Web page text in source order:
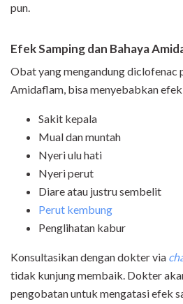
pun.
Efek Samping dan Bahaya
Obat yang mengandung diclofenac
Amidaflam, bisa menyebabkan
Sakit kepala
Mual dan muntah
Nyeri ulu hati
Nyeri perut
Diare atau justru sembelit
Perut kembung
Penglihatan kabur
Konsultasikan dengan dokter via
tidak kunjung membaik. Dokter
pengobatan untuk mengatasi efek